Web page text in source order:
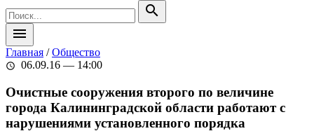
search
menu
Главная /Общество
schedule 06.09.16 — 14:00
Очистные сооружения второго по величине
города Калининградской области работают с
нарушениями установленного порядка